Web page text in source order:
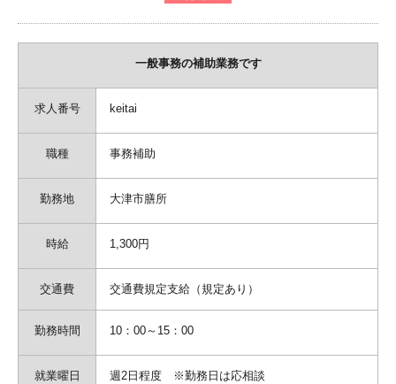
一般事務の補助業務です
求人番号 keitai
職種 事務補助
勤務地 大津市膳所
時給 1,300円
交通費 交通費規定支給（規定あり）
勤務時間 10：00～15：00
就業曜日 週2日程度 ※勤務日は応相談